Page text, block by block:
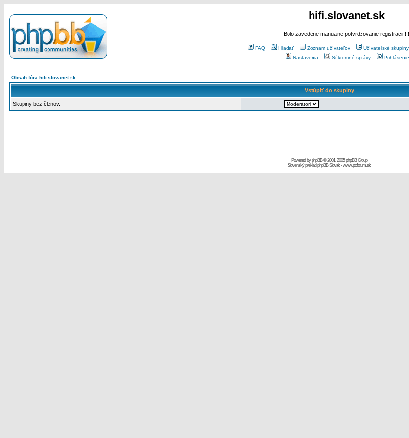
hifi.slovanet.sk
Bolo zavedene manualne potvrdzovanie registracii !!!
FAQ Hľadať Zoznam užívateľov Užívateľské skupiny
Nastavenia
Súkromné správy Prihlásenie
Obsah fóra hifi.slovanet.sk
Vstúpiť do skupiny
Skupiny bez členov.
Powered byphpBB© 2001, 2005 phpBB Group
Slovenský preklad phpBB Slovak-www.pcforum.sk